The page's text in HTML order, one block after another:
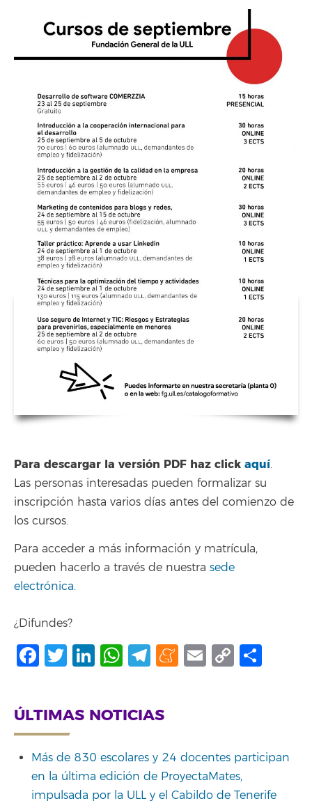
Para descargar la versión PDF haz click aquí.
Las personas interesadas pueden formalizar su
inscripción hasta varios días antes del comienzo de
los cursos.
Para acceder a más información y matrícula,
pueden hacerlo a través de nuestra sede
electrónica.
¿Difundes?
Facebook
Twitter
LinkedIn
WhatsApp
Telegram
Meneame
Email
Copy
ÚLTIMAS NOTICIAS
Más de 830 escolares y 24 docentes participan
en la última edición de ProyectaMates,
impulsada por la ULL y el Cabildo de Tenerife